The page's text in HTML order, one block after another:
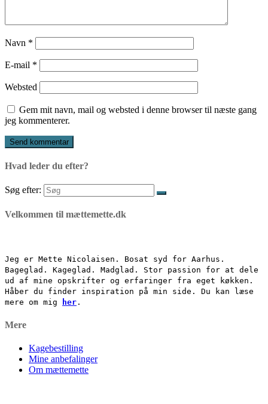
Navn *
E-mail *
Websted
Gem mit navn, mail og websted i denne browser til næste gang
jeg kommenterer.
Hvad leder du efter?
Søg efter:
Velkommen til mættemette.dk
Jeg er Mette Nicolaisen. Bosat syd for Aarhus.
Bageglad. Kageglad. Madglad. Stor passion for at dele
ud af mine opskrifter og erfaringer fra eget køkken.
Håber du finder inspiration på min side. Du kan læse
mere om mig
her .
Mere
Kagebestilling
Mine anbefalinger
Om mættemette